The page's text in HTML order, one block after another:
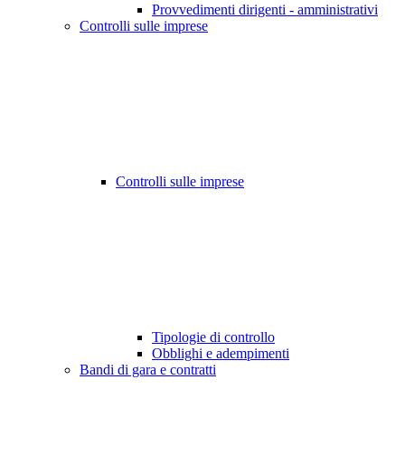
Provvedimenti dirigenti - amministrativi
Controlli sulle imprese
Controlli sulle imprese
Tipologie di controllo
Obblighi e adempimenti
Bandi di gara e contratti